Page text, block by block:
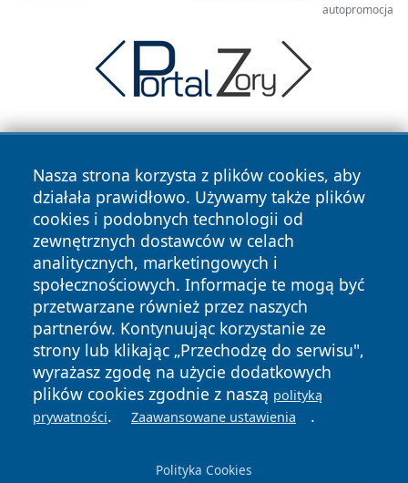
autopromocja
Nasza strona korzysta z plików cookies, aby
działała prawidłowo. Używamy także plików
cookies i podobnych technologii od
zewnętrznych dostawców w celach
analitycznych, marketingowych i
społecznościowych. Informacje te mogą być
przetwarzane również przez naszych
partnerów. Kontynuując korzystanie ze
strony lub klikając „Przechodzę do serwisu",
wyrażasz zgodę na użycie dodatkowych
plików cookies zgodnie z naszą polityką
prywatności. Zaawansowane ustawienia .
Polityka Cookies
Copyright © 2026 echowarszawy.pl Wszystkie prawa
zastrzeżone.
News Autorzy
Polityka
Prywatności
Polityka
Cookies